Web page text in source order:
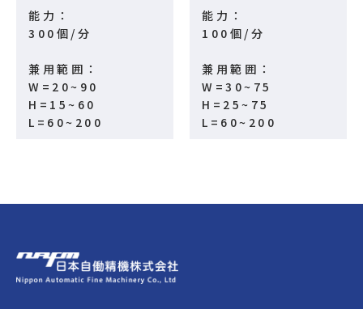
能力：
300個/分
兼用範囲：
W=20~90
H=15~60
L=60~200
能力：
100個/分
兼用範囲：
W=30~75
H=25~75
L=60~200